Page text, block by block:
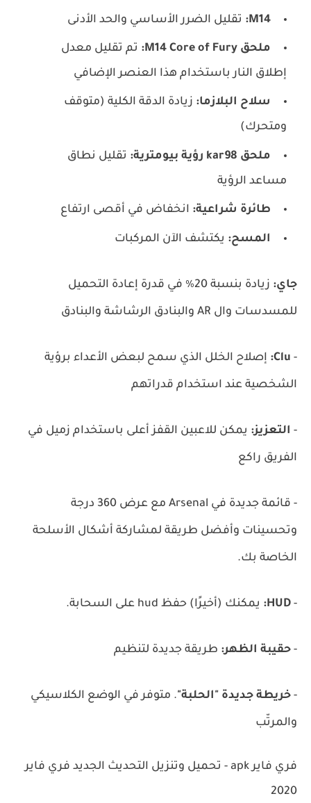
M14: تقليل الضرر الأساسي والحد الأدنى
ملحق M14 Core of Fury:
تم تقليل معدل
إطلاق النار باستخدام هذا العنصر الإضافي
سلاح البلازما: زيادة الدقة الكلية (متوقف
ومتحرك)
ملحق kar98 رؤية بيومترية:
تقليل نطاق
مساعد الرؤية
طائرة شراعية: انخفاض في أقصى ارتفاع
المسح: يكتشف الآن المركبات
جاي: زيادة بنسبة 20٪ في قدرة إعادة التحميل
للمسدسات وال AR والبنادق الرشاشة والبنادق
-
Clu: إصلاح الخلل الذي سمح لبعض الأعداء برؤية
الشخصية عند استخدام قدراتهم
- التعزيز: يمكن للاعبين القفز أعلى باستخدام زميل في
الفريق راكع
- قائمة جديدة في Arsenal مع عرض 360 درجة
وتحسينات وأفضل طريقة لمشاركة أشكال الأسلحة
الخاصة بك.
-
HUD: يمكنك (أخيرًا) حفظ hud على السحابة.
- حقيبة الظهر: طريقة جديدة لتنظيم
- خريطة جديدة "الحلبة". متوفر في الوضع الكلاسيكي
والمرتّب
فري فاير apk - تحميل وتنزيل التحديث الجديد فري فاير
2020